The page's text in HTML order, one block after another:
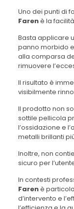
Uno dei punti di
Farenè la facilità
Basta applicare
panno morbido
alla comparsa
rimuovere
Il risultato è
visibilmente
Il prodotto non
sottile pellicola
l’ossidazione e
metalli brillanti
Inoltre, non
sicuro per
In contesti
Farenè
d’intervento e